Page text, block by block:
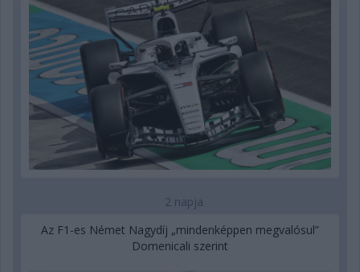
2 napja
Az F1-es Német Nagydíj „mindenképpen megvalósul”
Domenicali szerint